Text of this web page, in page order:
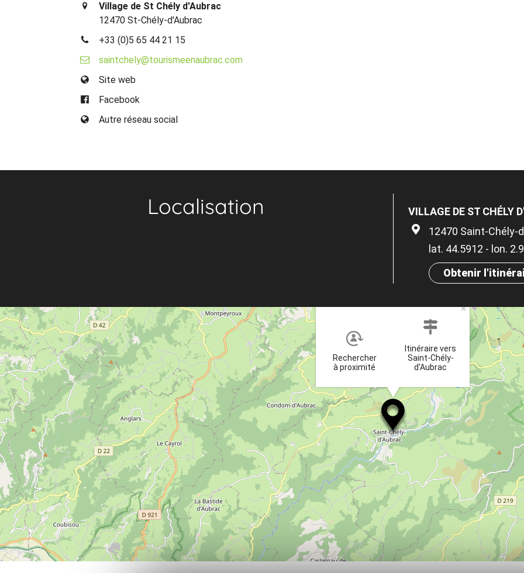
Village de St Chély d'Aubrac
12470 St-Chély-d'Aubrac
+33 (0)5 65 44 21 15
saintchely@tourismeenaubrac.com
Site web
Facebook
Autre réseau social
Localisation
VILLAGE DE ST CHÉLY
12470 Saint-Chély-
lat. 44.5912 - lon.
Obtenir
Rechercher
à proximité
Itinéraire vers
Saint-Chély-
d'Aubrac
×